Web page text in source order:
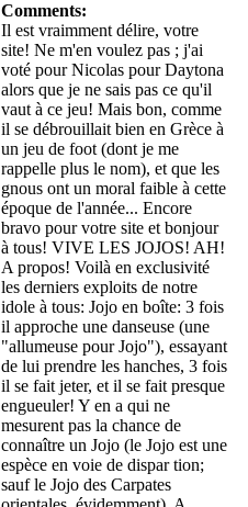
Comments:
Il est vraimment délire, votre
site! Ne m'en voulez pas ; j'ai
voté pour Nicolas pour Daytona
alors que je ne sais pas ce qu'il
vaut à ce jeu! Mais bon, comme
il se débrouillait bien en Grèce à
un jeu de foot (dont je me
rappelle plus le nom), et que les
gnous ont un moral faible à cette
époque de l'année... Encore
bravo pour votre site et bonjour
à tous! VIVE LES JOJOS! AH!
A propos! Voilà en exclusivité
les derniers exploits de notre
idole à tous: Jojo en boîte: 3 fois
il approche une danseuse (une
"allumeuse pour Jojo"), essayant
de lui prendre les hanches, 3 fois
il se fait jeter, et il se fait presque
engueuler! Y en a qui ne
mesurent pas la chance de
connaître un Jojo (le Jojo est une
espèce en voie de dispar tion;
sauf le Jojo des Carpates